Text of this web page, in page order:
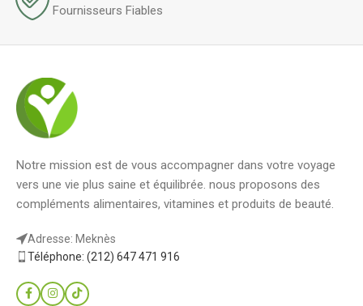
Fournisseurs Fiables
Notre mission est de vous accompagner dans votre voyage
vers une vie plus saine et équilibrée. nous proposons des
compléments alimentaires, vitamines et produits de beauté.
Adresse: Meknès
Téléphone: (212) 647 471 916